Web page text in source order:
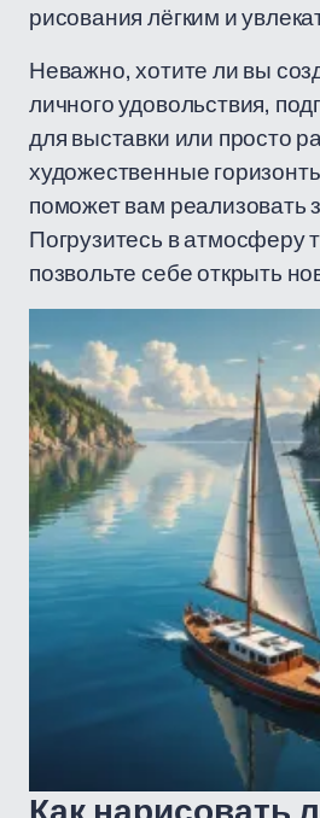
рисования лёгким и
Неважно, хотите ли вы
личного удовольствия,
для выставки или просто
художественные
поможет вам реализовать
Погрузитесь в атмосферу
позвольте себе открыть